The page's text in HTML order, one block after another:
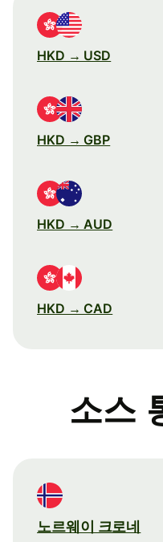
HKD → USD
HKD → GBP
HKD → AUD
HKD → CAD
소스
노르웨이 크로네